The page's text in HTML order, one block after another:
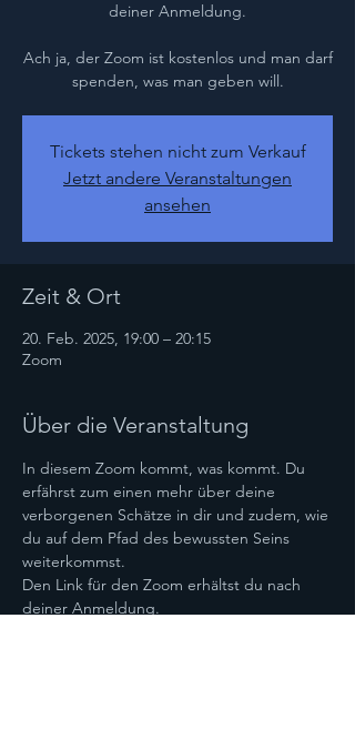
deiner Anmeldung.
Ach ja, der Zoom ist kostenlos und man darf
spenden, was man geben will.
Tickets stehen nicht zum Verkauf
Jetzt andere Veranstaltungen
ansehen
Zeit & Ort
20. Feb. 2025, 19:00 – 20:15
Zoom
Über die Veranstaltung
In diesem Zoom kommt, was kommt. Du
erfährst zum einen mehr über deine
verborgenen Schätze in dir und zudem, wie
du auf dem Pfad des bewussten Seins
weiterkommst.
Den Link für den Zoom erhältst du nach
deiner Anmeldung.